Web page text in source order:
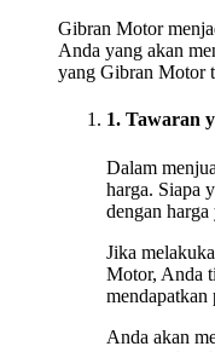
Gibran Motor
Anda yang akan
yang Gibran Motor
1. Tawaran
Dalam
harga. Siapa
dengan
Jika
Motor, Anda
Anda akan